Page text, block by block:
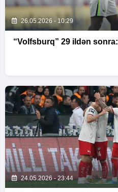
26.05.2026 - 10:29
“Volfsburq” 29 ildən sonra:
24.05.2026 - 23:44